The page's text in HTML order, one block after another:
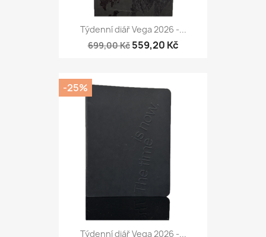
Týdenní diář Vega 2026 -...
699,00 Kč 559,20 Kč
Týdenní diář Vega 2026 -...
-25%